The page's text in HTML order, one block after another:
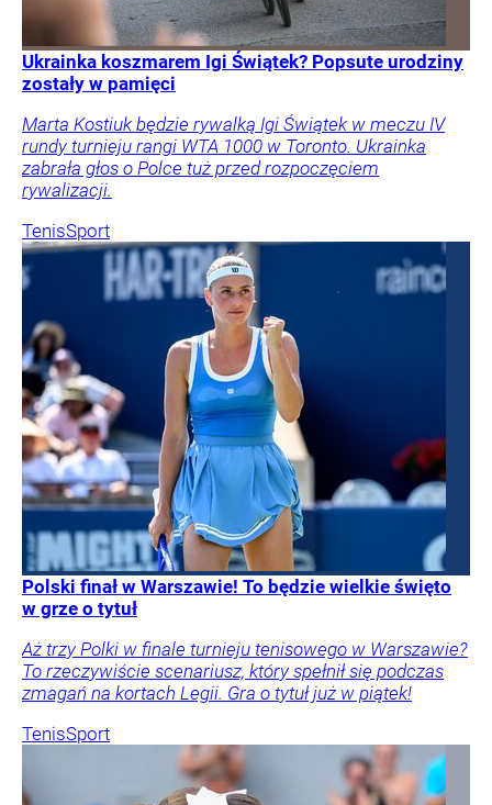
Ukrainka koszmarem Igi Świątek? Popsute urodziny
zostały w pamięci
Marta Kostiuk będzie rywalką Igi Świątek w meczu IV
rundy turnieju rangi WTA 1000 w Toronto. Ukrainka
zabrała głos o Polce tuż przed rozpoczęciem
rywalizacji.
TenisSport
Polski finał w Warszawie! To będzie wielkie święto
w grze o tytuł
Aż trzy Polki w finale turnieju tenisowego w Warszawie?
To rzeczywiście scenariusz, który spełnił się podczas
zmagań na kortach Legii. Gra o tytuł już w piątek!
TenisSport